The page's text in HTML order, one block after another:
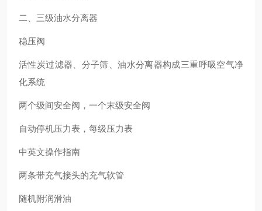
二、三级油水分离器
稳压阀
活性炭过滤器、分子筛、油水分离器构成三重呼吸空气净
化系统
两个级间安全阀，一个末级安全阀
自动停机压力表，每级压力表
中英文操作指南
两条带充气接头的充气软管
随机附润滑油